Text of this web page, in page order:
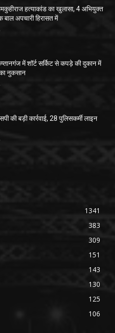
हत्याकांड का खुलासा, 4 अभियुक्त
बाल अपचारी हिरासत में
में शॉर्ट सर्किट से कपड़े की दुकान में
नुकसान
की बड़ी कार्रवाई, 28 पुलिसकर्मी लाइन
1341
383
309
151
143
130
125
106